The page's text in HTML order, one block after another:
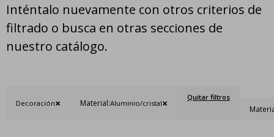
Inténtalo nuevamente con otros criterios de
filtrado o busca en otras secciones de
nuestro catálogo.
Decoración Material:Aluminio/cristal
Quitar filtros